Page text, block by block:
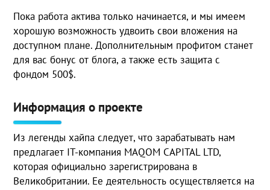
Пока работа актива только начинается, и мы имеем
хорошую возможность удвоить свои вложения на
доступном плане. Дополнительным профитом станет
для вас бонус от блога, а также есть защита с
фондом 500$.
Информация о проекте
Из легенды хайпа следует, что зарабатывать нам
предлагает IT-компания MAQOM CAPITAL LTD,
которая официально зарегистрирована в
Великобритании. Ее деятельность осуществляется на